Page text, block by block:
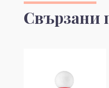
Свързани